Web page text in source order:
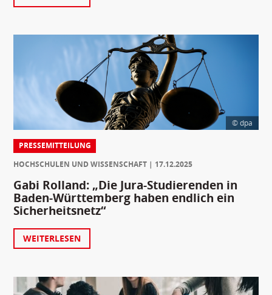
© dpa
PRESSEMITTEILUNG
HOCHSCHULEN UND WISSENSCHAFT
17.12.2025
Gabi Rolland: „Die Jura-Studierenden in
Baden-Württemberg haben endlich ein
Sicherheitsnetz“
WEITERLESEN